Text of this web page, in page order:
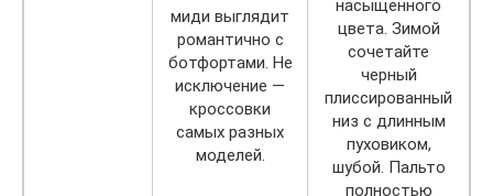
миди выглядит
романтично с
ботфортами. Не
исключение —
кроссовки
самых разных
моделей.
насыщенного
цвета. Зимой
сочетайте
черный
плиссированный
низ с длинным
пуховиком,
шубой. Пальто
полностью